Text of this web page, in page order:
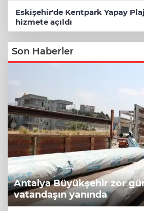
Eskişehir'de Kentpark Yapay
hizmete açıldı
Son Haberler
Antalya Büyükşehir zor
vatandaşın yanında